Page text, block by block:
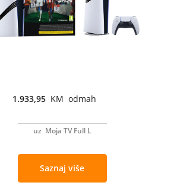
1.933,95 KM odmah
uz Moja TV Full L
Saznaj više